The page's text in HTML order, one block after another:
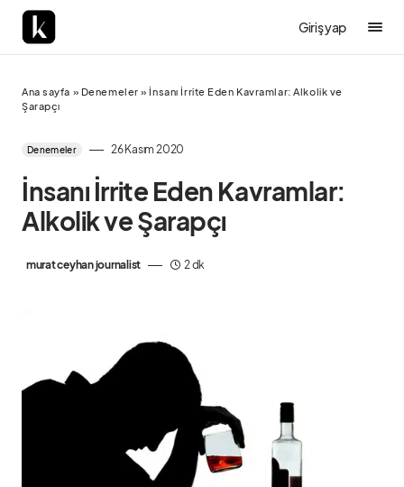
Giriş yap
Ana sayfa » Denemeler »İnsanı İrrite Eden Kavramlar: Alkolik ve
Şarapçı
Denemeler 26 Kasım 2020
İnsanı İrrite Eden Kavramlar:
Alkolik ve Şarapçı
murat ceyhan journalist 2 dk